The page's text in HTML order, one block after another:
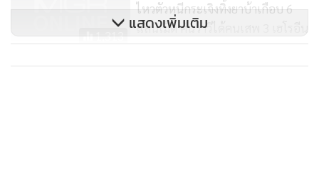
1,313
ไหวตัวหนีกระเจิงทิ้งยาบ้าเกือบ 6
แสนเม็ด ค้นวาวีได้คนเสพ 3 เฮโรอีน
1 ขวด
แสดงเพิ่มเติม